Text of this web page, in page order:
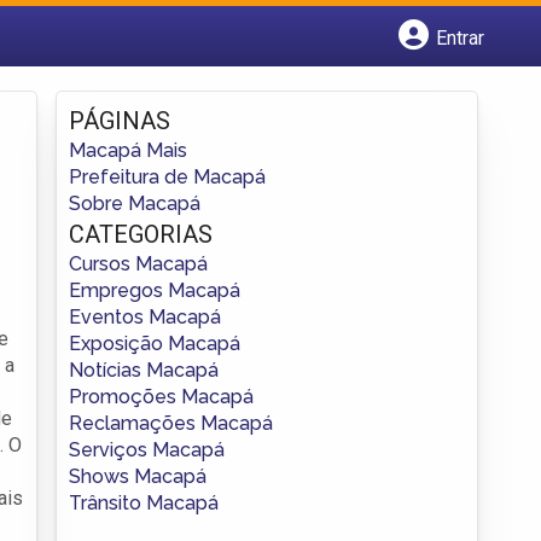
Entrar
Fazer login
Criar conta
a
O
PÁGINAS
Macapá Mais
Prefeitura de Macapá
Sobre Macapá
CATEGORIAS
Cursos Macapá
Empregos Macapá
Eventos Macapá
Exposição Macapá
Notícias Macapá
Promoções Macapá
Reclamações Macapá
Serviços Macapá
Shows Macapá
Trânsito Macapá